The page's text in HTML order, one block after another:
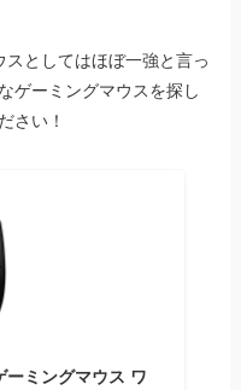
としてはほぼ一強と言っ
ゲーミングマウスを探し
さい！
ミングマウス ワ